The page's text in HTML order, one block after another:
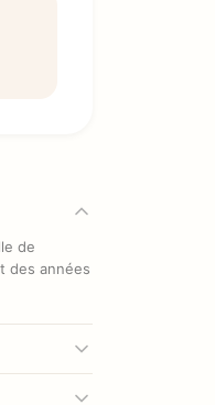
de
des années